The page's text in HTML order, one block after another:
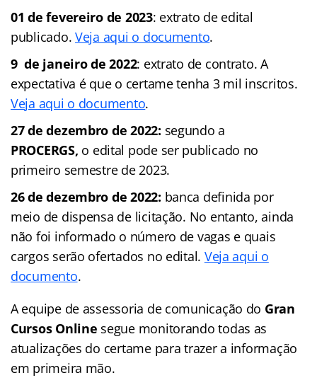
01 de fevereiro de 2023: extrato de edital
publicado.Veja aqui o documento.
9 de janeiro de 2022: extrato de contrato. A
expectativa é que o certame tenha 3 mil inscritos.
Veja aqui o documento.
27 de dezembro de 2022: segundo a
PROCERGS, o edital pode ser publicado no
primeiro semestre de 2023.
26 de dezembro de 2022: banca definida por
meio de dispensa de licitação. No entanto, ainda
não foi informado o número de vagas e quais
cargos serão ofertados no edital. Veja aqui o
documento.
A equipe de assessoria de comunicação do Gran
Cursos Online segue monitorando todas as
atualizações do certame para trazer a informação
em primeira mão.